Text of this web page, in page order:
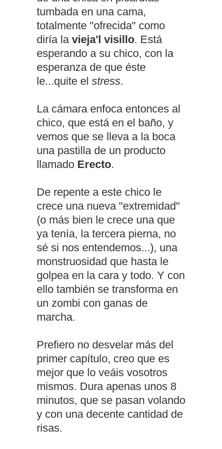
tumbada en una cama,
totalmente "ofrecida" como
diría la vieja'l visillo. Está
esperando a su chico, con la
esperanza de que éste
le...quite el stress.
La cámara enfoca entonces al
chico, que está en el baño, y
vemos que se lleva a la boca
una pastilla de un producto
llamado Erecto.
De repente a este chico le
crece una nueva "extremidad"
(o más bien le crece una que
ya tenía, la tercera pierna, no
sé si nos entendemos...), una
monstruosidad que hasta le
golpea en la cara y todo. Y con
ello también se transforma en
un zombi con ganas de
marcha.
Prefiero no desvelar más del
primer capítulo, creo que es
mejor que lo veáis vosotros
mismos. Dura apenas unos 8
minutos, que se pasan volando
y con una decente cantidad de
risas.